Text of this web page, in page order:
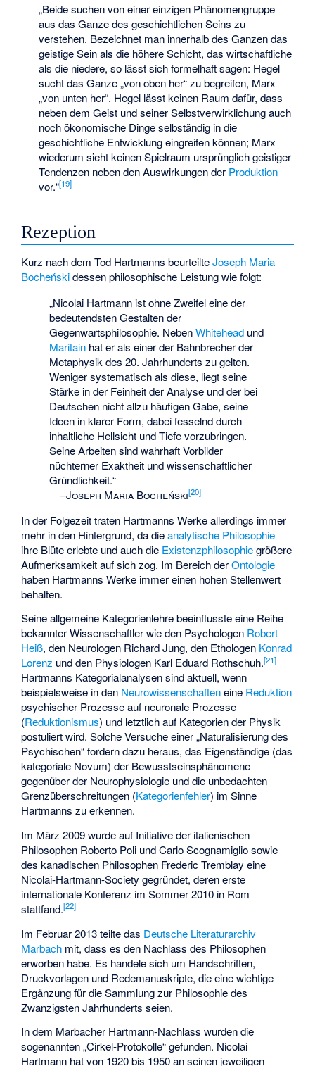
„Beide suchen von einer einzigen Phänomengruppe
aus das Ganze des geschichtlichen Seins zu
verstehen. Bezeichnet man innerhalb des Ganzen das
geistige Sein als die höhere Schicht, das wirtschaftliche
als die niedere, so lässt sich formelhaft sagen: Hegel
sucht das Ganze „von oben her“ zu begreifen, Marx
„von unten her“. Hegel lässt keinen Raum dafür, dass
neben dem Geist und seiner Selbstverwirklichung auch
noch ökonomische Dinge selbständig in die
geschichtliche Entwicklung eingreifen können; Marx
wiederum sieht keinen Spielraum ursprünglich geistiger
Tendenzen neben den Auswirkungen der Produktion
vor.“[19]
Rezeption
Kurz nach dem Tod Hartmanns beurteilteJoseph Maria
Bocheńskidessen philosophische Leistung wie folgt:
„Nicolai Hartmann ist ohne Zweifel eine der
bedeutendsten Gestalten der
Gegenwartsphilosophie. NebenWhitehead und
Maritain hat er als einer der Bahnbrecher der
Metaphysik des 20. Jahrhunderts zu gelten.
Weniger systematisch als diese, liegt seine
Stärke in der Feinheit der Analyse und der bei
Deutschen nicht allzu häufigen Gabe, seine
Ideen in klarer Form, dabei fesselnd durch
inhaltliche Hellsicht und Tiefe vorzubringen.
Seine Arbeiten sind wahrhaft Vorbilder
nüchterner Exaktheit und wissenschaftlicher
Gründlichkeit.“
–Joseph Maria Bocheński[20]
In der Folgezeit traten Hartmanns Werke allerdings immer
mehr in den Hintergrund, da dieanalytische Philosophie
ihre Blüte erlebte und auch die Existenzphilosophiegrößere
Aufmerksamkeit auf sich zog. Im Bereich derOntologie
haben Hartmanns Werke immer einen hohen Stellenwert
behalten.
Seine allgemeine Kategorienlehre beeinflusste eine Reihe
bekannter Wissenschaftler wie den Psychologen Robert
Heiß, den Neurologen Richard Jung, den Ethologen Konrad
Lorenz und den Physiologen Karl Eduard Rothschuh.[21]
Hartmanns Kategorialanalysen sind aktuell, wenn
beispielsweise in den Neurowissenschafteneine Reduktion
psychischer Prozesse auf neuronale Prozesse
(Reduktionismus) und letztlich auf Kategorien der Physik
postuliert wird. Solche Versuche einer „Naturalisierung des
Psychischen“ fordern dazu heraus, das Eigenständige (das
kategoriale Novum) der Bewusstseinsphänomene
gegenüber der Neurophysiologie und die unbedachten
Grenzüberschreitungen (Kategorienfehler) im Sinne
Hartmanns zu erkennen.
Im März 2009 wurde auf Initiative der italienischen
Philosophen Roberto Poli und Carlo Scognamiglio sowie
des kanadischen Philosophen Frederic Tremblay eine
Nicolai-Hartmann-Society gegründet, deren erste
internationale Konferenz im Sommer 2010 in Rom
stattfand.[22]
Im Februar 2013 teilte das Deutsche Literaturarchiv
Marbach mit, dass es den Nachlass des Philosophen
erworben habe. Es handele sich um Handschriften,
Druckvorlagen und Redemanuskripte, die eine wichtige
Ergänzung für die Sammlung zur Philosophie des
Zwanzigsten Jahrhunderts seien.
In dem Marbacher Hartmann-Nachlass wurden die
sogenannten „Cirkel-Protokolle“ gefunden. Nicolai
Hartmann hat von 1920 bis 1950 an seinen jeweiligen